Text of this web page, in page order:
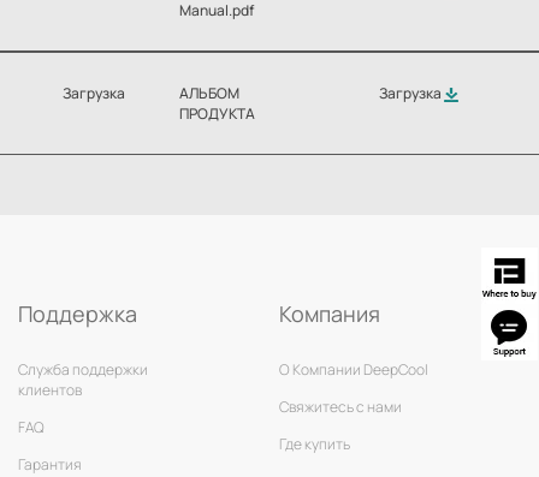
Manual.pdf
Загрузка
АЛЬБОМ
ПРОДУКТА
Загрузка
Поддержка
Служба поддержки
клиентов
FAQ
Гарантия
Компания
О Компании DeepCool
Свяжитесь с нами
Где купить